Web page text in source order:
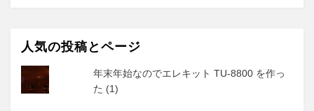
人気の投稿とページ
年末年始なのでエレキット TU-8800 を作っ
た (1)